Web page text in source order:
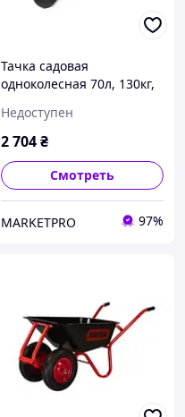
Тачка садовая
одноколесная 70л, 130кг,
СИЛА
Недоступен
2 704₴
Смотреть
MARKETPRO 97%